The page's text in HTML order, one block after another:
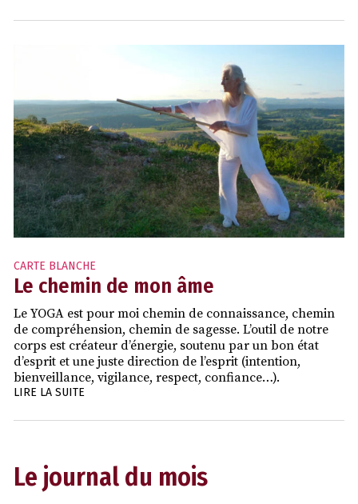
CARTE BLANCHE
Le chemin de mon âme
Le YOGA est pour moi chemin de connaissance, chemin
de compréhension, chemin de sagesse. L’outil de notre
corps est créateur d’énergie, soutenu par un bon état
d’esprit et une juste direction de l’esprit (intention,
bienveillance, vigilance, respect, confiance…).
LIRE LA SUITE
Le journal du mois